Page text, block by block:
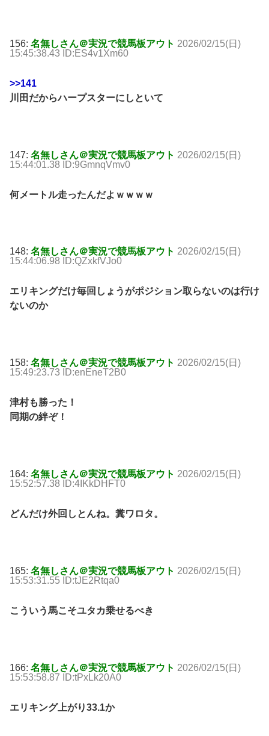
156: 名無しさん＠実況で競馬板アウト 2026/02/15(日)
15:45:38.43 ID:ES4v1Xm60
>>141
川田だからハープスターにしといて
147: 名無しさん＠実況で競馬板アウト 2026/02/15(日)
15:44:01.38 ID:9GmnqVmv0
何メートル走ったんだよｗｗｗｗ
148: 名無しさん＠実況で競馬板アウト 2026/02/15(日)
15:44:06.98 ID:QZxkfVJo0
エリキングだけ毎回しょうがポジション取らないのは行け
ないのか
158: 名無しさん＠実況で競馬板アウト 2026/02/15(日)
15:49:23.73 ID:enEneT2B0
津村も勝った！
同期の絆ぞ！
164: 名無しさん＠実況で競馬板アウト 2026/02/15(日)
15:52:57.38 ID:4IKkDHFT0
どんだけ外回しとんね。糞ワロタ。
165: 名無しさん＠実況で競馬板アウト 2026/02/15(日)
15:53:31.55 ID:tJE2Rtqa0
こういう馬こそユタカ乗せるべき
166: 名無しさん＠実況で競馬板アウト 2026/02/15(日)
15:53:58.87 ID:tPxLk20A0
エリキング上がり33.1か